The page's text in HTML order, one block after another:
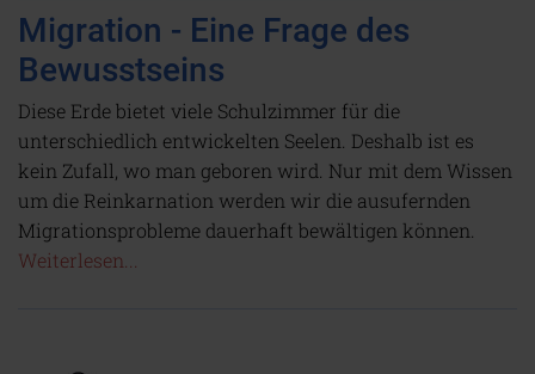
Migration - Eine Frage des
Bewusstseins
Diese Erde bietet viele Schulzimmer für die
unterschiedlich entwickelten Seelen. Deshalb ist es
kein Zufall, wo man geboren wird. Nur mit dem Wissen
um die Reinkarnation werden wir die ausufernden
Migrationsprobleme dauerhaft bewältigen können.
Weiterlesen...